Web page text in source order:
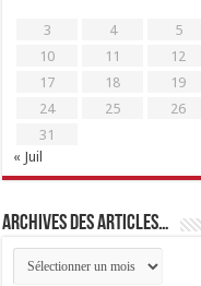
3
4 5
10
11 12
17
18 19
24
25 26
31
« Juil
Archives des articles…
Archives
des